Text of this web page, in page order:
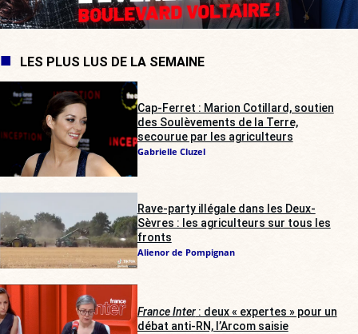
LES PLUS LUS DE LA SEMAINE
Cap-Ferret : Marion Cotillard, soutien
des Soulèvements de la Terre,
secourue par les agriculteurs
Gabrielle Cluzel
Rave-party illégale dans les Deux-
Sèvres : les agriculteurs sur tous les
fronts
Alienor de Pompignan
France Inter: deux « expertes » pour un
débat anti-RN, l’Arcom saisie